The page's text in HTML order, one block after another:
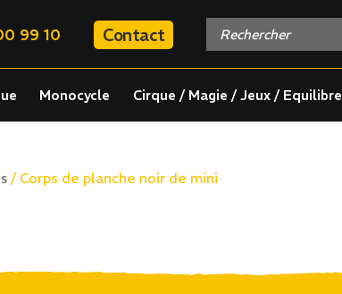
99 10 Contact
Monocycle Cirque / Magie / Jeux / Equilibre
/ Corps de planche noir de mini